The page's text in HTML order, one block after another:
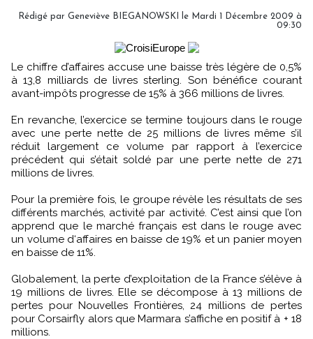
Rédigé par Geneviève BIEGANOWSKI le Mardi 1 Décembre 2009 à
09:30
Le chiffre d’affaires accuse une baisse très légère de 0,5%
à 13,8 milliards de livres sterling. Son bénéfice courant
avant-impôts progresse de 15% à 366 millions de livres.
En revanche, l’exercice se termine toujours dans le rouge
avec une perte nette de 25 millions de livres même s’il
réduit largement ce volume par rapport à l’exercice
précédent qui s’était soldé par une perte nette de 271
millions de livres.
Pour la première fois, le groupe révèle les résultats de ses
différents marchés, activité par activité. C’est ainsi que l’on
apprend que le marché français est dans le rouge avec
un volume d‘affaires en baisse de 19% et un panier moyen
en baisse de 11%.
Globalement, la perte d’exploitation de la France s’élève à
19 millions de livres. Elle se décompose à 13 millions de
pertes pour Nouvelles Frontières, 24 millions de pertes
pour Corsairfly alors que Marmara s’affiche en positif à + 18
millions.